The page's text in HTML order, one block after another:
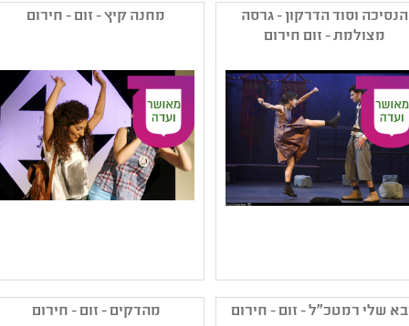
לילדים ונוער
קטגוריה: מחזאות ישראלית
קהל יעד: א - ב
צפונית'לה
קטגוריה: תיאטרון לגיל הרך
נושאים: תשפב
הנסיכה וסוד הדרקון - גרסה
מצולמת - זום חירום
קטגוריה:
קהל יעד: ג - ו
מחנה קיץ - זום - חירום
ליוצרים בנמל יפו
קטגוריה: תיאטרון נוער
שלי רמטכ"ל - זום - חירום מהדקים - זום - חירום